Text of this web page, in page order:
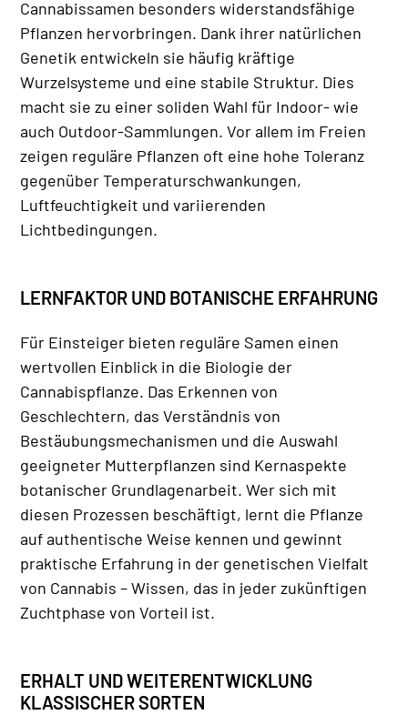
Cannabissamen besonders widerstandsfähige
Pflanzen hervorbringen. Dank ihrer natürlichen
Genetik entwickeln sie häufig kräftige
Wurzelsysteme und eine stabile Struktur. Dies
macht sie zu einer soliden Wahl für Indoor- wie
auch Outdoor-Sammlungen. Vor allem im Freien
zeigen reguläre Pflanzen oft eine hohe Toleranz
gegenüber Temperaturschwankungen,
Luftfeuchtigkeit und variierenden
Lichtbedingungen.
LERNFAKTOR UND BOTANISCHE ERFAHRUNG
Für Einsteiger bieten reguläre Samen einen
wertvollen Einblick in die Biologie der
Cannabispflanze. Das Erkennen von
Geschlechtern, das Verständnis von
Bestäubungsmechanismen und die Auswahl
geeigneter Mutterpflanzen sind Kernaspekte
botanischer Grundlagenarbeit. Wer sich mit
diesen Prozessen beschäftigt, lernt die Pflanze
auf authentische Weise kennen und gewinnt
praktische Erfahrung in der genetischen Vielfalt
von Cannabis – Wissen, das in jeder zukünftigen
Zuchtphase von Vorteil ist.
ERHALT UND WEITERENTWICKLUNG
KLASSISCHER SORTEN